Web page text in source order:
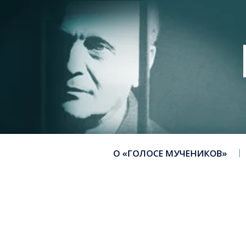
О «ГОЛОСЕ МУЧЕНИКОВ»